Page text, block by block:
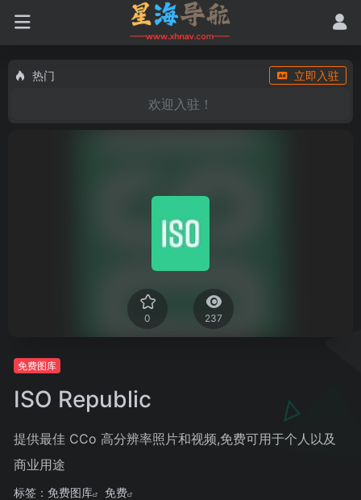
热门 立即入驻
欢迎入驻！
0 237
免费图库
ISO Republic
提供最佳 CCo 高分辨率照片和视频,免费可用于个人以及
商业用途
标签： 免费图库
免费